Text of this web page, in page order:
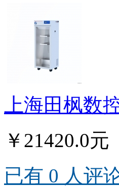
上海田枫数
￥21420.0元
已有 0 人评